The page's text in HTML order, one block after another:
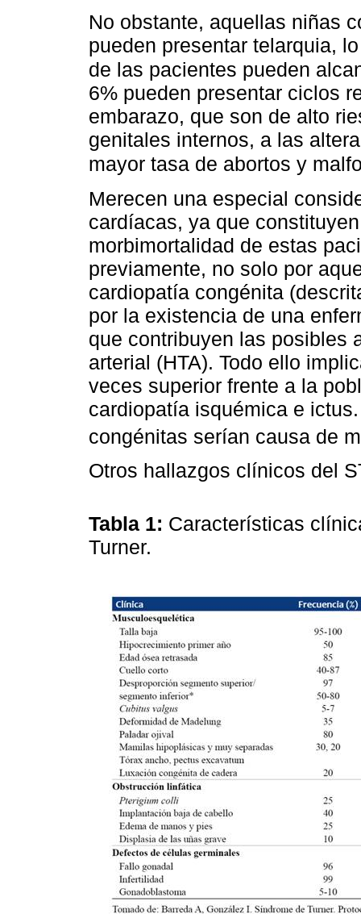
No obstante, aquellas niñas
pueden presentar telarquia,
de las pacientes pueden
6% pueden presentar ciclos
embarazo, que son de alto
genitales internos, a las
mayor tasa de abortos y
Merecen una especial
cardíacas, ya que
morbimortalidad de estas
previamente, no solo por
cardiopatía congénita
por la existencia de una
que contribuyen las posibles
arterial (HTA). Todo ello
veces superior frente a la
cardiopatía isquémica e
congénitas serían causa de
Otros hallazgos clínicos del
Tabla 1: Características
Turner.